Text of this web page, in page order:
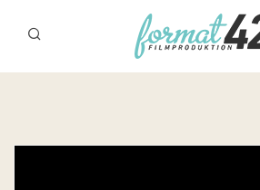
START
REFERENZEN